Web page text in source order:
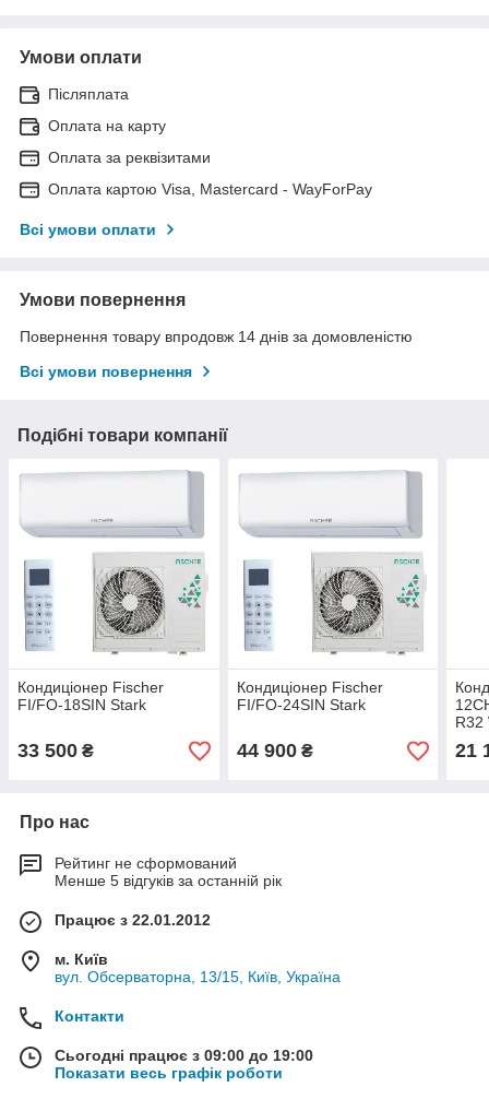
Умови оплати
Післяплата
Оплата на карту
Оплата за реквізитами
Оплата картою Visa, Mastercard - WayForPay
Всі умови оплати
Умови повернення
Повернення товару впродовж 14 днів за домовленістю
Всі умови повернення
Подібні товари компанії
Кондиціонер Fischer
FI/FO-18SIN Stark
33 500 ₴
Кондиціонер Fischer
FI/FO-24SIN Stark
44 900₴
R32
21
Про нас
Рейтинг не сформований
Менше 5 відгуків за останній рік
Працює з 22.01.2012
м. Київ
вул. Обсерваторна, 13/15, Київ, Україна
Контакти
Сьогодні працює з 09:00 до 19:00
Показати весь графік роботи